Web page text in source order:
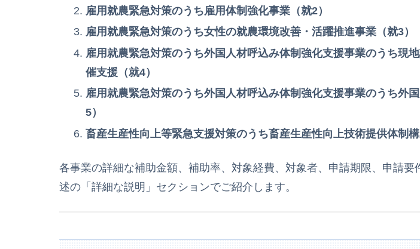
雇用就農緊急対策のうち雇用体制強化事業（就2）
雇用就農緊急対策のうち女性の就農環境改善・活躍推進事業（就3）
雇用就農緊急対策のうち外国人材呼込み体制強化支援事業のうち現
催支援（就4）
雇用就農緊急対策のうち外国人材呼込み体制強化支援事業のうち外
5）
畜産生産性向上等緊急支援対策のうち畜産生産性向上技術提供体制構
各事業の詳細な補助金額、補助率、対象経費、対象者、申請期限、申請要
述の「詳細な説明」セクションでご紹介します。